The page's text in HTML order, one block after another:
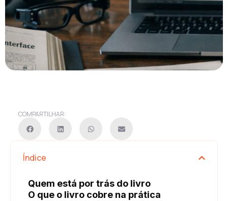
COMPARTILHAR:
Índice
Quem está por trás do livro
O que o livro cobre na prática